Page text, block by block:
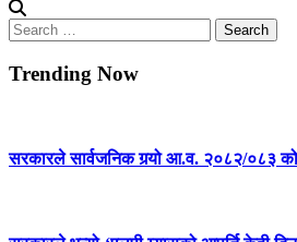
Search
for:
Trending Now
सरकारले सार्वजनिक गर्‍यो आ.व. २०८२/०८३ को